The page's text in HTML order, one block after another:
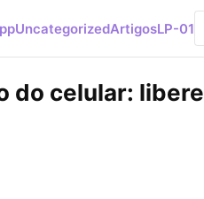
UncategorizedArtigosLP-01
do celular: libere